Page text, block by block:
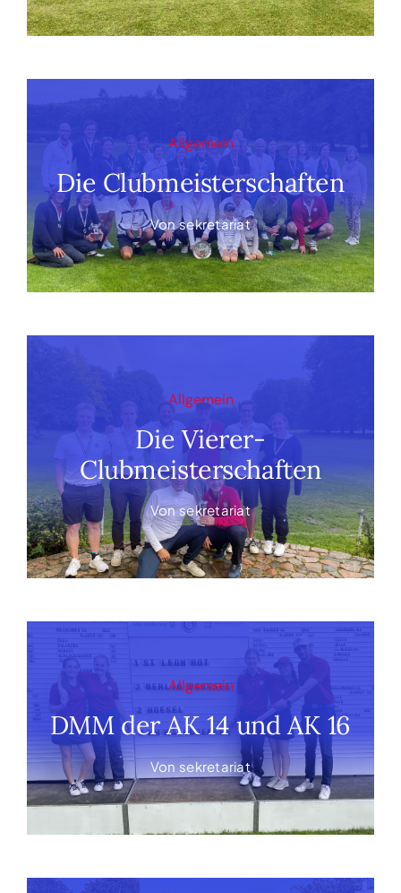
Allgemein
Die Clubmeisterschaften
Vonsekretariat
Allgemein
Die Vierer-
Clubmeisterschaften
Vonsekretariat
Allgemein
DMM der AK 14 und AK 16
Vonsekretariat